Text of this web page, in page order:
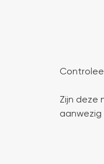
Zijn deze
aanwezig